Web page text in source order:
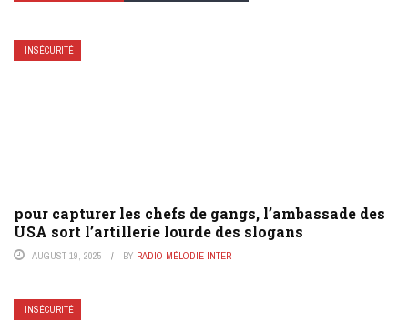
INSÉCURITÉ
pour capturer les chefs de gangs, l’ambassade des
USA sort l’artillerie lourde des slogans
AUGUST 19, 2025 BY RADIO MÉLODIE INTER
INSÉCURITÉ